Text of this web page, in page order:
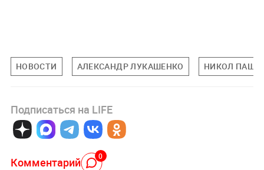
НОВОСТИ АЛЕКСАНДР ЛУКАШЕНКО НИКОЛ
Подписаться на LIFE
Комментарий 0